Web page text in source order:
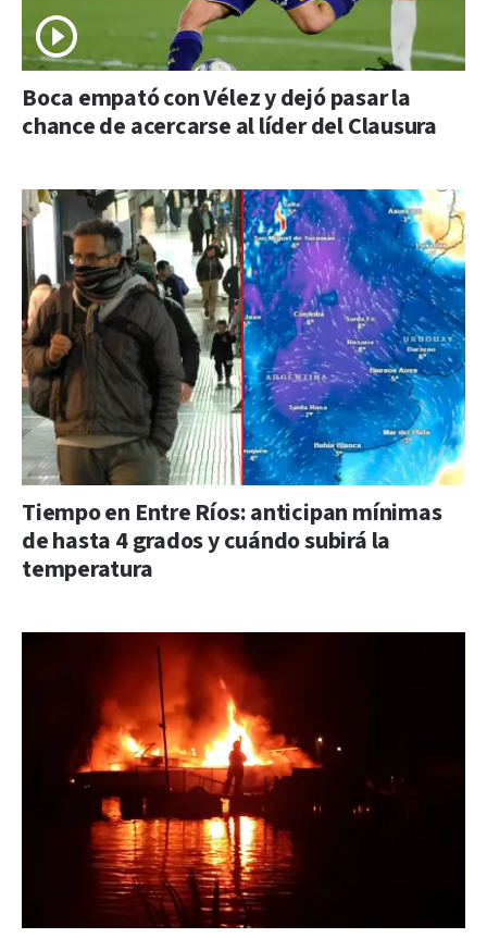
Boca empató con Vélez y dejó pasar la
chance de acercarse al líder del Clausura
Tiempo en Entre Ríos: anticipan mínimas
de hasta 4 grados y cuándo subirá la
temperatura